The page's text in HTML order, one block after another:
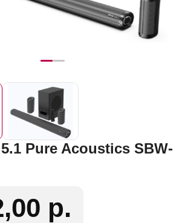
Pure Acoustics SBW-
р.